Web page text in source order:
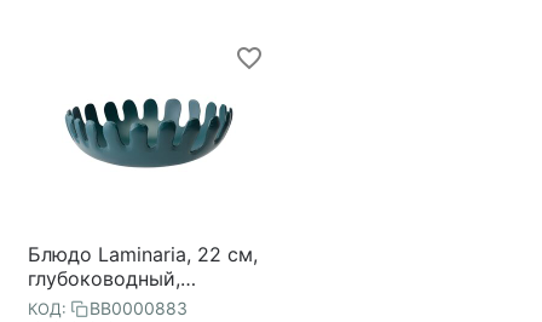
Блюдо Laminaria, 22 см,
глубоководный,
Bergenson Bjorn
КОД: BB0000883